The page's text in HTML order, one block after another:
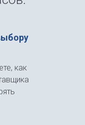
как